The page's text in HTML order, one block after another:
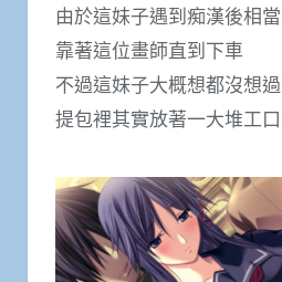
由於這妹子遇到痴漢後相
靠著這位畫師直到下車
不過這妹子大概想都沒想
提包裡其實放著一大堆工